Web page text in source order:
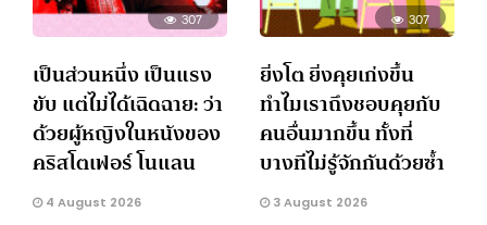
307
เป็นส่วนหนึ่ง เป็นแรง
ขับ แต่ไม่ได้เฉิดฉาย: ว่า
ด้วยผู้หญิงในหนังของ
คริสโตเฟอร์ โนแลน
4 August 2026
307
ยิ่งโต ยิ่งคุยเก่งขึ้น
ทำไมเราถึงชอบคุยกับ
คนอื่นมากขึ้น ทั้งที่
บางทีไม่รู้จักกันด้วยซ้ำ
3 August 2026